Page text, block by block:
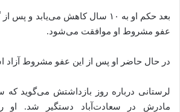
عفو مشروط او موافقت می‌شود.
در حال حاضر او پس از این عفو مشروط آزاد
مادرش در سعادت‌آباد دستگیر شد. او